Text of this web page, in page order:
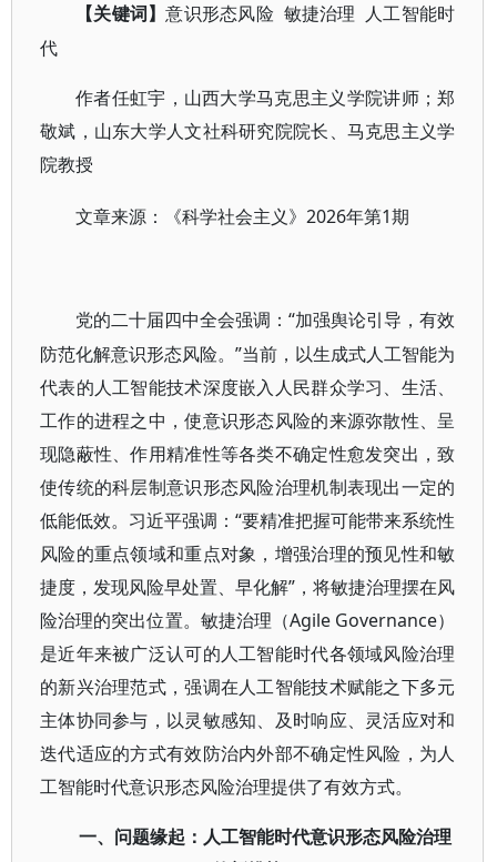
【关键词】意识形态风险 敏捷治理 人工智能时
代
作者任虹宇，山西大学马克思主义学院讲师；郑
敬斌，山东大学人文社科研究院院长、马克思主义学
院教授
文章来源：《科学社会主义》 2026年第1期
党的二十届四中全会强调：“加强舆论引导，有效
防范化解意识形态风险。”当前，以生成式人工智能为
代表的人工智能技术深度嵌入人民群众学习、生活、
工作的进程之中，使意识形态风险的来源弥散性、呈
现隐蔽性、作用精准性等各类不确定性愈发突出，致
使传统的科层制意识形态风险治理机制表现出一定的
低能低效。习近平强调：“要精准把握可能带来系统性
风险的重点领域和重点对象，增强治理的预见性和敏
捷度，发现风险早处置、早化解”，将敏捷治理摆在风
险治理的突出位置。敏捷治理（Agile Governance）
是近年来被广泛认可的人工智能时代各领域风险治理
的新兴治理范式，强调在人工智能技术赋能之下多元
主体协同参与，以灵敏感知、及时响应、灵活应对和
迭代适应的方式有效防治内外部不确定性风险，为人
工智能时代意识形态风险治理提供了有效方式。
一、问题缘起：人工智能时代意识形态风险治理